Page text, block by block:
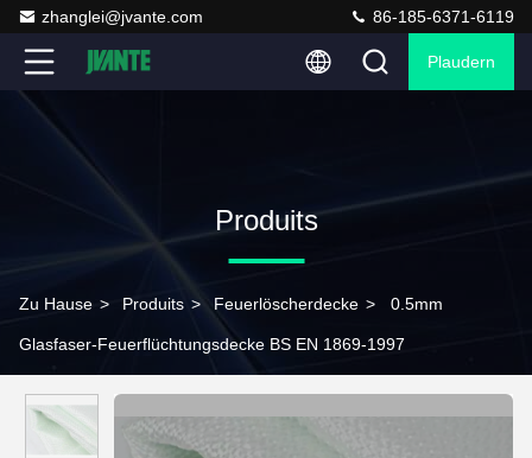
zhanglei@jvante.com 86-185-6371-6119
Plaudern
Produits
Zu Hause > Produits > Feuerlöscherdecke > 0.5mm
Glasfaser-Feuerflüchtungsdecke BS EN 1869-1997